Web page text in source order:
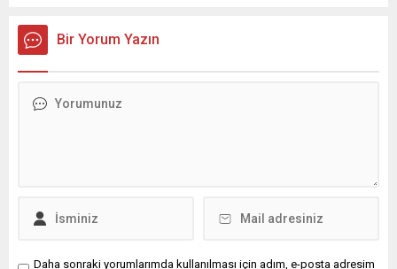
Bir Yorum Yazın
Daha sonraki yorumlarımda kullanılması için adım, e-posta adresim